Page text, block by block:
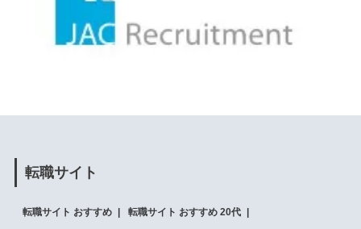
転職サイト
転職サイト おすすめ 転職サイト おすすめ 20代